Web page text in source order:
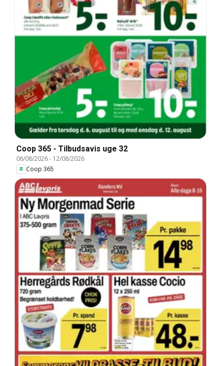
Coop 365 - Tilbudsavis uge 32
06/08/2026- 12/08/2026
Coop 365